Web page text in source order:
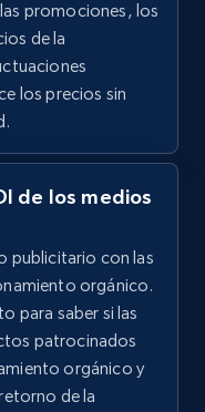
promociones, los
de la
los precios sin
de los medios
publicitario con las
orgánico.
para saber si las
patrocinados
orgánico y
de la